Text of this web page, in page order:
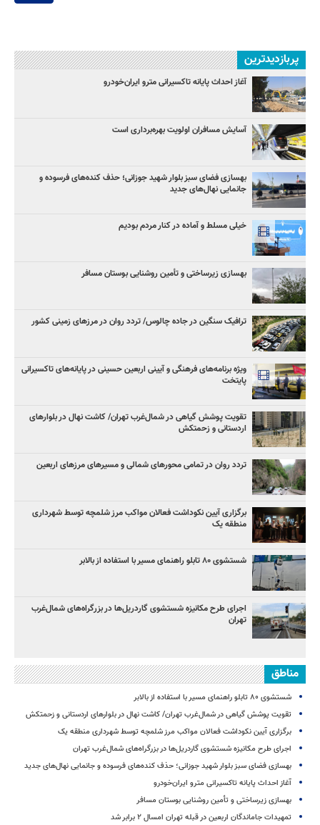
پربازدیدترین
آغاز احداث پایانه تاکسیرانی مترو ایران‌خودرو
آسایش مسافران اولویت بهره‌برداری است
بهسازی فضای سبز بلوار شهید جوزانی؛ حذف کنده‌های فرسوده و
جانمایی نهال‌های جدید
خیلی مسلط و آماده در کنار مردم بودیم
بهسازی زیرساختی و تأمین روشنایی بوستان مسافر
ترافیک سنگین در جاده چالوس/ تردد روان در مرزهای زمینی کشور
ویژه برنامه‌های فرهنگی و آیینی اربعین حسینی در پایانه‌های تاکسیرانی
پایتخت
تقویت پوشش گیاهی در شمال‌غرب تهران/ کاشت نهال در بلوارهای
اردستانی و زحمتکش
تردد روان در تمامی محورهای شمالی و مسیرهای مرزهای اربعین
برگزاری آیین نکوداشت فعالان مواکب مرز شلمچه توسط شهرداری
منطقه یک
شستشوی ۸۰ تابلو راهنمای مسیر با استفاده از بالابر
اجرای طرح مکانیزه شستشوی گاردریل‌ها در بزرگراه‌های شمال‌غرب
تهران
مناطق
شستشوی ۸۰ تابلو راهنمای مسیر با استفاده از بالابر
تقویت پوشش گیاهی در شمال‌غرب تهران/ کاشت نهال در بلوارهای اردستانی و زحمتکش
برگزاری آیین نکوداشت فعالان مواکب مرز شلمچه توسط شهرداری منطقه یک
اجرای طرح مکانیزه شستشوی گاردریل‌ها در بزرگراه‌های شمال‌غرب تهران
بهسازی فضای سبز بلوار شهید جوزانی؛ حذف کنده‌های فرسوده و جانمایی نهال‌های جدید
آغاز احداث پایانه تاکسیرانی مترو ایران‌خودرو
بهسازی زیرساختی و تأمین روشنایی بوستان مسافر
تمهیدات جاماندگان اربعین در قبله تهران امسال ۲ برابر شد